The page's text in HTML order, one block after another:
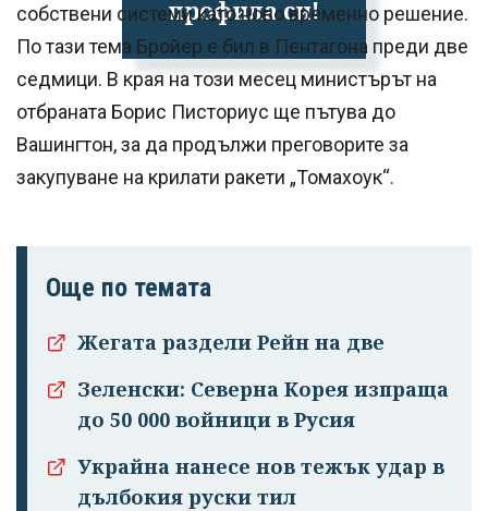
профила си!
собствени системи като ново временно решение.
По тази тема Бройер е бил в Пентагона преди две
седмици. В края на този месец министърът на
отбраната Борис Писториус ще пътува до
Вашингтон, за да продължи преговорите за
закупуване на крилати ракети „Томахоук“.
Още по темата
Жегата раздели Рейн на две
Зеленски: Северна Корея изпраща
до 50 000 войници в Русия
Украйна нанесе нов тежък удар в
дълбокия руски тил